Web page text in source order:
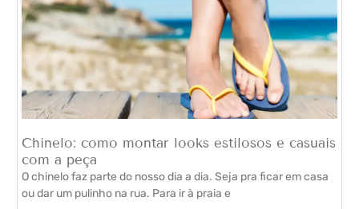
Chinelo: como montar looks estilosos e casuais
com a peça
O chinelo faz parte do nosso dia a dia. Seja pra ficar em casa
ou dar um pulinho na rua. Para ir à praia e